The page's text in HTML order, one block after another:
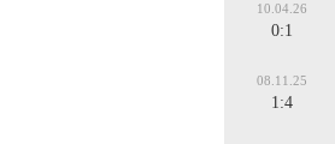
10.04.26
0:1
08.11.25
1:4